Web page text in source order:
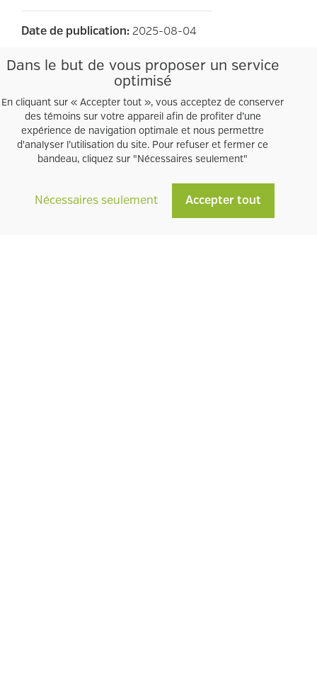
Dans le but de vous proposer un service
optimisé
En cliquant sur « Accepter tout », vous acceptez de conserver
des témoins sur votre appareil afin de profiter d’une
expérience de navigation optimale et nous permettre
d'analyser l’utilisation du site. Pour refuser et fermer ce
bandeau, cliquez sur "Nécessaires seulement"
Nécessaires seulement Accepter tout
Date de publication: 2025-08-04
Auteur(s):Alex LANDRAGIN
Format:Papier
Langue:Français